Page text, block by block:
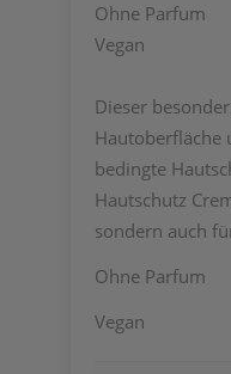
Ohne Parfum
Vegan
Dieser
Hautoberfläche
bedingte
Hautschutz
sondern auch
Ohne Parfum
Vegan